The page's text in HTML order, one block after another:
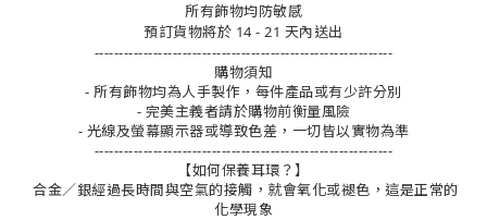
所有飾物均防敏感
預訂貨物將於 14 - 21 天內送出
-------------------------------------------------------------
購物須知
- 所有飾物均為人手製作，每件產品或有少許分別
- 完美主義者請於購物前衡量風險
- 光線及螢幕顯示器或導致色差，一切皆以實物為準
-------------------------------------------------------------
【如何保養耳環？】
合金／銀經過長時間與空氣的接觸，就會氧化或褪色，這是正常的
化學現象